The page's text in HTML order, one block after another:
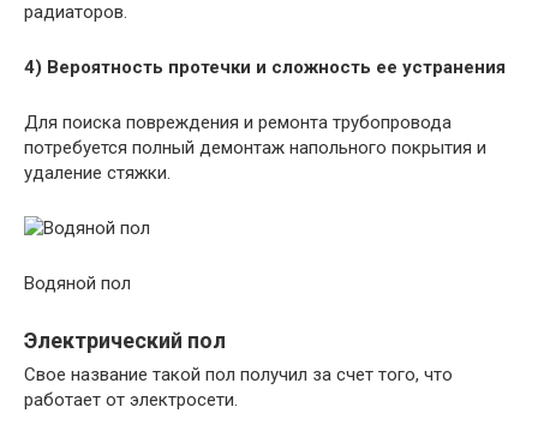
радиаторов.
4) Вероятность протечки и сложность ее устранения
Для поиска повреждения и ремонта трубопровода
потребуется полный демонтаж напольного покрытия и
удаление стяжки.
Водяной пол
Электрический пол
Свое название такой пол получил за счет того, что
работает от электросети.